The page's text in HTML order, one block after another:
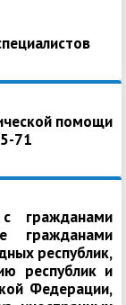
помощи
71
гражданами
гражданами
республик,
республик и
Федерации,